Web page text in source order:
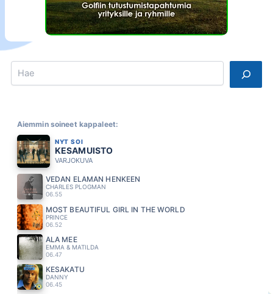
Search
Aiemmin soineet kappaleet:
NYT SOI
KESAMUISTO
VARJOKUVA
VEDÄN ELÄMÄN HENKEEN
CHARLES PLOGMAN
06.55
MOST BEAUTIFUL GIRL IN THE WORLD
PRINCE
06.52
ÄLÄ MEE
EMMA & MATILDA
06.47
KESAKATU
DANNY
06.45